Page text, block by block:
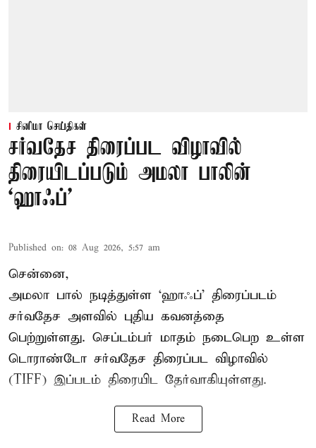
சினிமா செய்திகள்
சர்வதேச திரைப்பட விழாவில்
திரையிடப்படும் அமலா பாலின்
‘ஹாஃப்’
Published on: 08 Aug 2026, 5:57 am
சென்னை,
அமலா பால் நடித்துள்ள ‘ஹாஃப்’ திரைப்படம்
சர்வதேச அளவில் புதிய கவனத்தை
பெற்றுள்ளது. செப்டம்பர் மாதம் நடைபெற உள்ள
டொராண்டோ சர்வதேச திரைப்பட விழாவில்
(TIFF) இப்படம் திரையிட தேர்வாகியுள்ளது.
Read More